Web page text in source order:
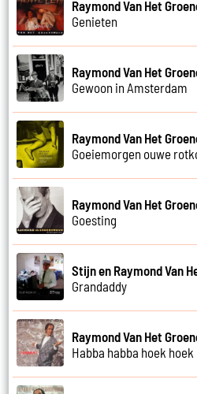
Raymond Van Het
Genieten
Raymond Van Het
Gewoon in Amsterdam
Raymond Van Het
Goeiemorgen ouwe
Raymond Van Het
Goesting
Stijn en Raymond Van
Grandaddy
Raymond Van Het
Habba habba hoek hoek